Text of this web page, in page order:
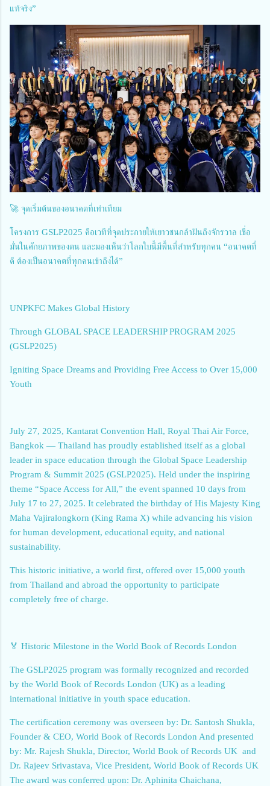
แท้จริง”
🚀 จุดเริ่มต้นของอนาคตที่เท่าเทียม
โครงการ GSLP2025 คือเวทีที่จุดประกายให้เยาวชนกล้าฝันถึงจักรวาล เชื่อ
มั่นในศักยภาพของตน และมองเห็นว่าโลกใบนี้มีพื้นที่สำหรับทุกคน “อนาคตที่
ดี ต้องเป็นอนาคตที่ทุกคนเข้าถึงได้”
UNPKFC Makes Global History
Through GLOBAL SPACE LEADERSHIP PROGRAM 2025
(GSLP2025)
Igniting Space Dreams and Providing Free Access to Over 15,000
Youth
July 27, 2025, Kantarat Convention Hall, Royal Thai Air Force,
Bangkok — Thailand has proudly established itself as a global
leader in space education through the Global Space Leadership
Program & Summit 2025 (GSLP2025). Held under the inspiring
theme “Space Access for All,” the event spanned 10 days from
July 17 to 27, 2025. It celebrated the birthday of His Majesty King
Maha Vajiralongkorn (King Rama X) while advancing his vision
for human development, educational equity, and national
sustainability.
This historic initiative, a world first, offered over 15,000 youth
from Thailand and abroad the opportunity to participate
completely free of charge.
🏅 Historic Milestone in the World Book of Records London
The GSLP2025 program was formally recognized and recorded
by the World Book of Records London (UK) as a leading
international initiative in youth space education.
The certification ceremony was overseen by: Dr. Santosh Shukla,
Founder & CEO, World Book of Records London And presented
by: Mr. Rajesh Shukla, Director, World Book of Records UK and
Dr. Rajeev Srivastava, Vice President, World Book of Records UK
The award was conferred upon: Dr. Aphinita Chaichana,